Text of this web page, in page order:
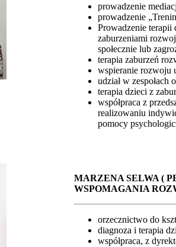
prowadzenie
prowadzenie
Prowadzenie terapii
zaburzeniami
społecznie lub
terapia zaburzeń
wspieranie rozwoju
udział w zespołach
terapia dzieci z
współpraca z
realizowaniu
pomocy
MARZENA SELWA (
WSPOMAGANIA
orzecznictwo do
diagnoza i terapia
współpraca, z